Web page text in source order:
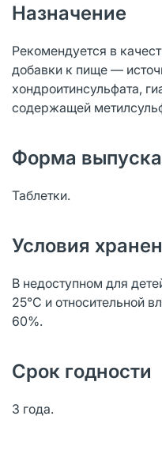
Назначение
Рекомендуется в
добавки к пище —
хондроитинсульфата,
содержащей
Форма выпуска
Таблетки.
Условия
В недоступном для
25°С и относительной
60%.
Срок годности
3 года.